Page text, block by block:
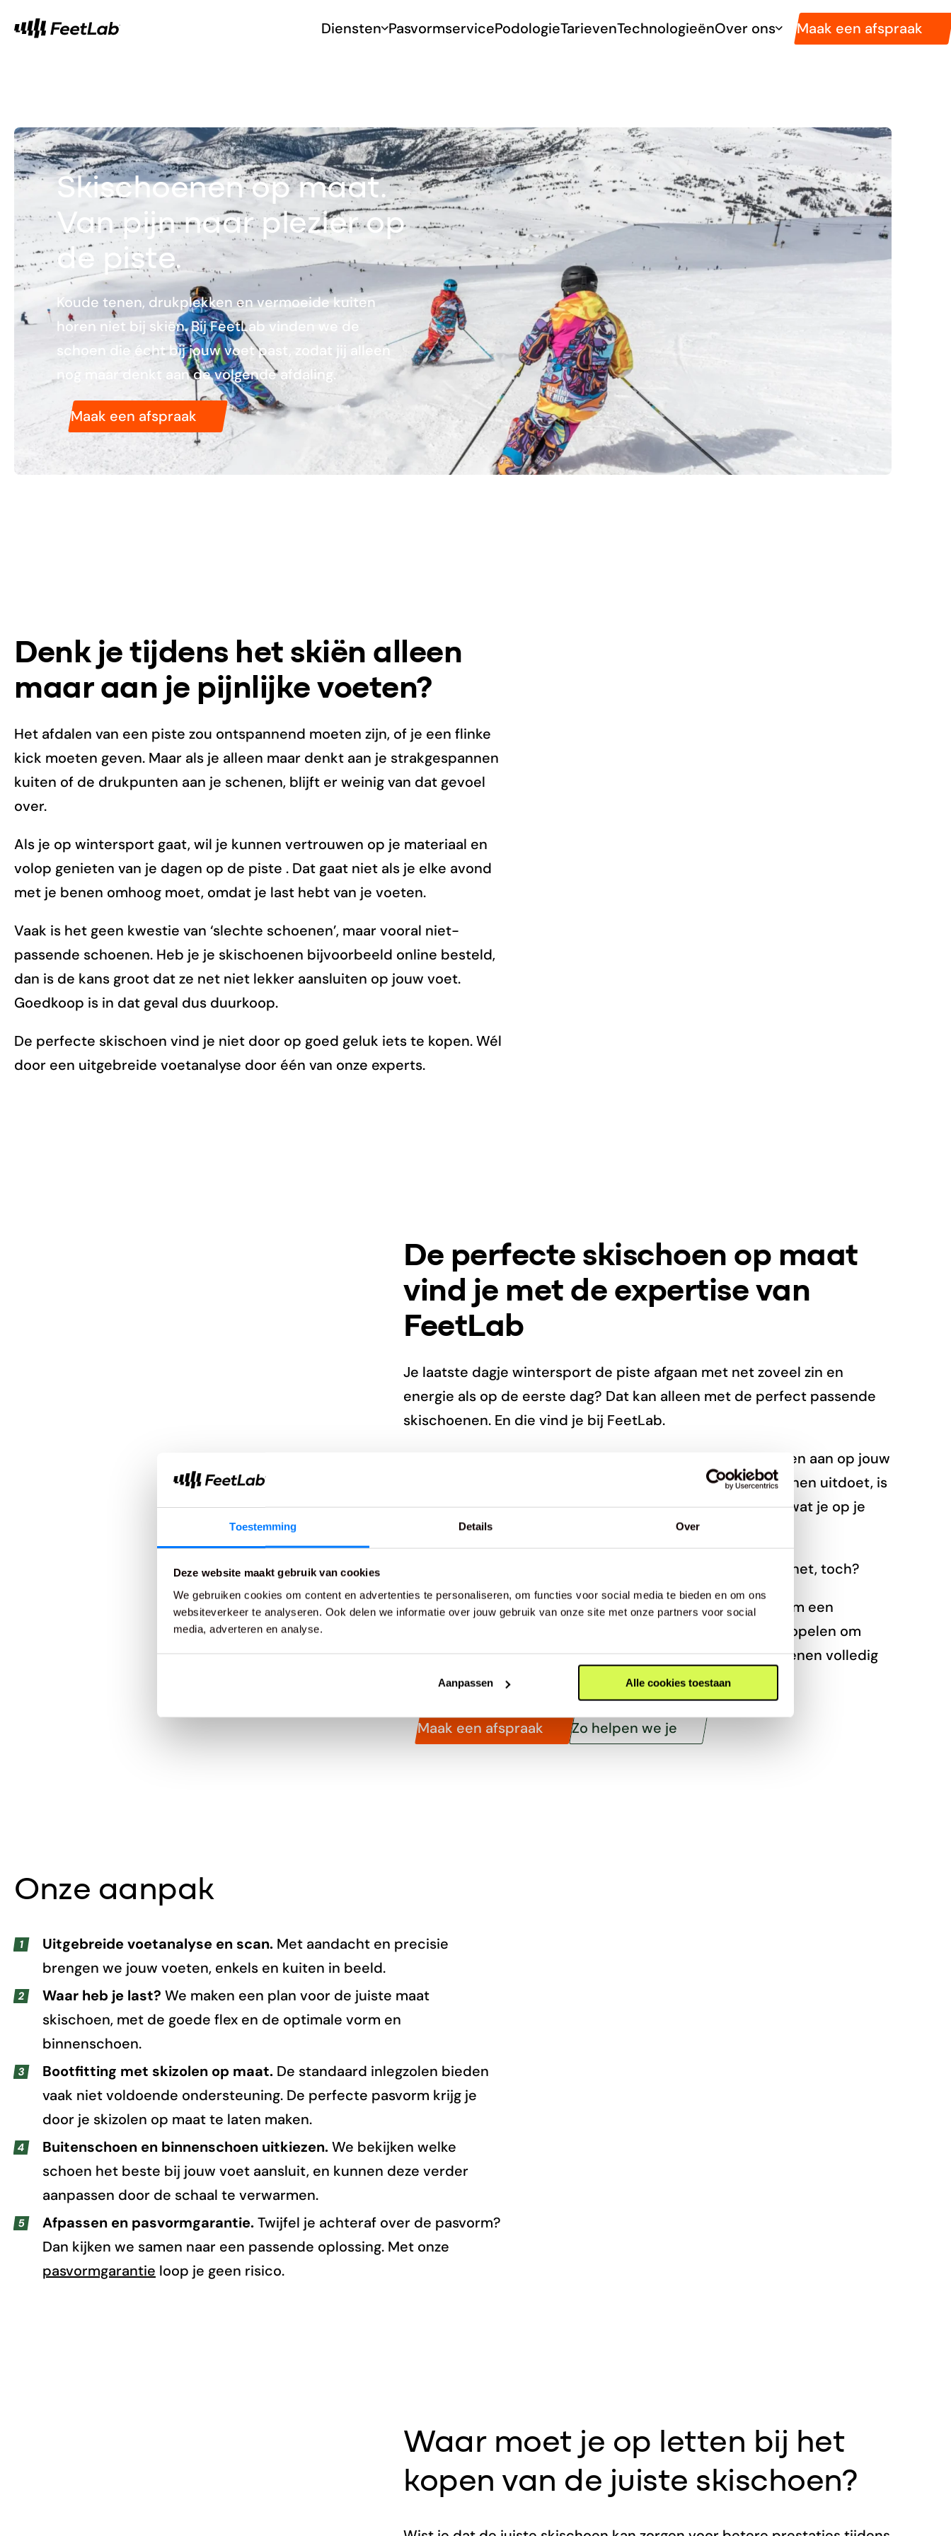
Toestemming Details Over
Deze website maakt gebruik van cookies
We gebruiken cookies om content en advertenties te personaliseren, om functies voor social media te bieden en om ons
websiteverkeer te analyseren. Ook delen we informatie over jouw gebruik van onze site met onze partners voor social
media, adverteren en analyse.
Aanpassen Alle cookies toestaan
Diensten PasvormservicePodologieTarievenTechnologieënOver ons Maak een afspraak
Skischoenen op maat.
Van pijn naar plezier op
de piste.
Koude tenen, drukplekken en vermoeide kuiten
horen niet bij skiën. Bij FeetLab vinden we de
schoen die écht bij jouw voet past, zodat jij alleen
nog maar denkt aan de volgende afdaling.
Maak een afspraak
Denk je tijdens het skiën alleen
maar aan je pijnlijke voeten?
Het afdalen van een piste zou ontspannend moeten zijn, of je een flinke
kick moeten geven. Maar als je alleen maar denkt aan je strakgespannen
kuiten of de drukpunten aan je schenen, blijft er weinig van dat gevoel
over.
Als je op wintersport gaat, wil je kunnen vertrouwen op je materiaal en
volop genieten van je dagen op de piste . Dat gaat niet als je elke avond
met je benen omhoog moet, omdat je last hebt van je voeten.
Vaak is het geen kwestie van ‘slechte schoenen’, maar vooral niet-
passende schoenen. Heb je je skischoenen bijvoorbeeld online besteld,
dan is de kans groot dat ze net niet lekker aansluiten op jouw voet.
Goedkoop is in dat geval dus duurkoop.
De perfecte skischoen vind je niet door op goed geluk iets te kopen. Wél
door een uitgebreide voetanalyse door één van onze experts.
De perfecte skischoen op maat
vind je met de expertise van
FeetLab
Je laatste dagje wintersport de piste afgaan met net zoveel zin en
energie als op de eerste dag? Dat kan alleen met de perfect passende
skischoenen. En die vind je bij FeetLab.
Onze specialisten meten, analyseren en passen elke schoen aan op jouw
voet. Geen gok, geen compromis. Als je ’s avonds je schoenen uitdoet, is
dat met een voldaan gevoel, in plaats van met angst voor wat je op je
voeten en schenen aantreft.
Eindelijk weer plezier van je skivakantie. Daarvoor boek je het, toch?
Je voeten verdienen een betere behandeling. Maak daarom een
afspraak bij één van de experts bij FeetLab, die staan te popelen om
jouw perfecte skischoen te vinden. Wij maken de skischoenen volledig
op maat.
Maak een afspraak Zo helpen we je
Onze aanpak
Uitgebreide voetanalyse en scan. Met aandacht en precisie
brengen we jouw voeten, enkels en kuiten in beeld.
Waar heb je last? We maken een plan voor de juiste maat
skischoen, met de goede flex en de optimale vorm en
binnenschoen.
Bootfitting met skizolen op maat. De standaard inlegzolen bieden
vaak niet voldoende ondersteuning. De perfecte pasvorm krijg je
door je skizolen op maat te laten maken.
Buitenschoen en binnenschoen uitkiezen.We bekijken welke
schoen het beste bij jouw voet aansluit, en kunnen deze verder
aanpassen door de schaal te verwarmen.
Afpassen en pasvormgarantie.Twijfel je achteraf over de pasvorm?
Dan kijken we samen naar een passende oplossing. Met onze
pasvormgarantie loop je geen risico.
Waar moet je op letten bij het
kopen van de juiste skischoen?